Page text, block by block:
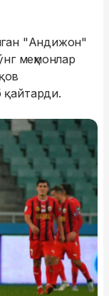
"Андижон"
меҳмонлар
қайтарди.